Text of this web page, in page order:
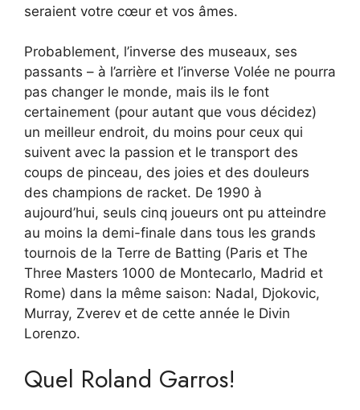
seraient votre cœur et vos âmes.
Probablement, l’inverse des museaux, ses
passants – à l’arrière et l’inverse Volée ne pourra
pas changer le monde, mais ils le font
certainement (pour autant que vous décidez)
un meilleur endroit, du moins pour ceux qui
suivent avec la passion et le transport des
coups de pinceau, des joies et des douleurs
des champions de racket. De 1990 à
aujourd’hui, seuls cinq joueurs ont pu atteindre
au moins la demi-finale dans tous les grands
tournois de la Terre de Batting (Paris et The
Three Masters 1000 de Montecarlo, Madrid et
Rome) dans la même saison: Nadal, Djokovic,
Murray, Zverev et de cette année le Divin
Lorenzo.
Quel Roland Garros!